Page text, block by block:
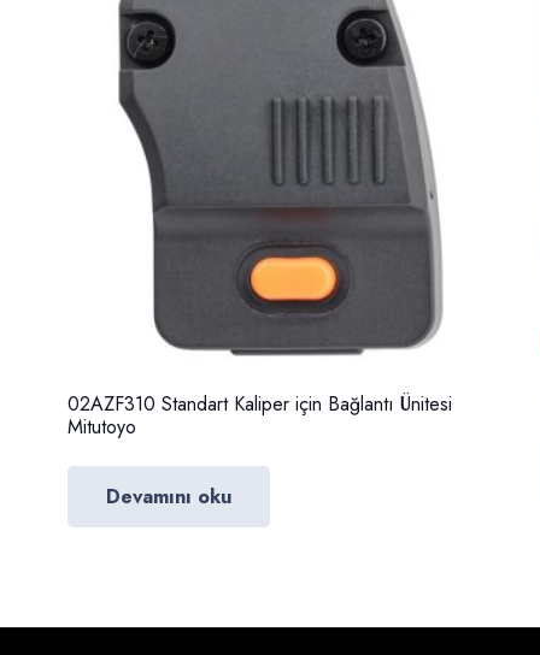
02AZF310 Standart Kaliper için Bağlantı Ünitesi
Mitutoyo
Devamını oku